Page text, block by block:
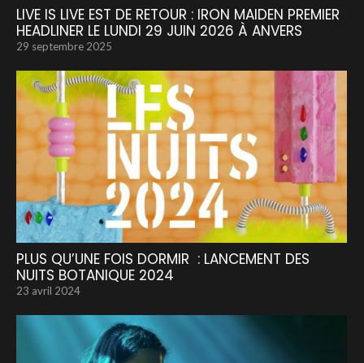
LIVE IS LIVE EST DE RETOUR : IRON MAIDEN PREMIER
HEADLINER LE LUNDI 29 JUIN 2026 À ANVERS
29 septembre 2025
PLUS QU’UNE FOIS DORMIR : LANCEMENT DES
NUITS BOTANIQUE 2024
23 avril 2024